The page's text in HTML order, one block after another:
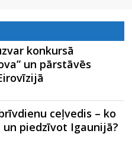
konkursā
un pārstāvēs
ceļvedis – ko
piedzīvot Igaunijā?